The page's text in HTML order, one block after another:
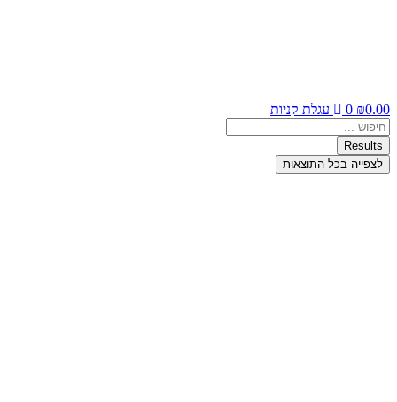
₪0.00
0
עגלת קניות
Search
...
Results
לצפייה בכל התוצאות